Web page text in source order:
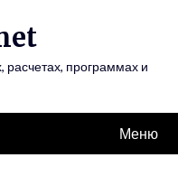
расчетах, программах и
Меню